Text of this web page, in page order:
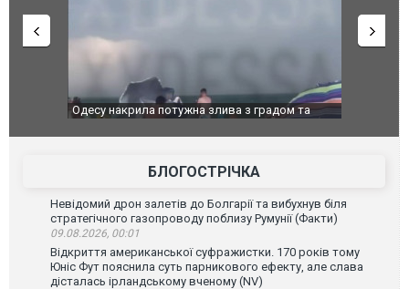
Вже вивели на тести: Ferrari готує оновлення
Вийшов
фільму
БЛОГОСТРІЧКА
Невідомий дрон залетів до Болгарії та вибухнув біля
стратегічного газопроводу поблизу Румунії (Факти)
09.08.2026, 00:01
Відкриття американської суфражистки. 170 років тому
Юніс Фут пояснила суть парникового ефекту, але слава
дісталась ірландському вченому (NV)